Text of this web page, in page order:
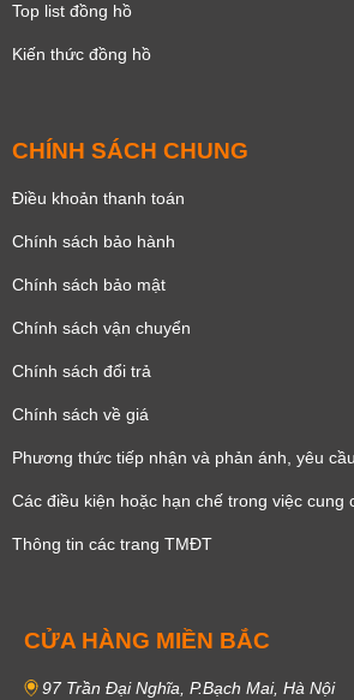
Top list đồng hồ
Kiến thức đồng hồ
CHÍNH SÁCH CHUNG
Điều khoản thanh toán
Chính sách bảo hành
Chính sách bảo mật
Chính sách vận chuyển
Chính sách đổi trả
Chính sách về giá
Phương thức tiếp nhận và phản ánh, yêu
Các điều kiện hoặc hạn chế trong việc cung
Thông tin các trang TMĐT
CỬA HÀNG MIỀN BẮC
97 Trần Đại Nghĩa, P.Bạch Mai, Hà Nội